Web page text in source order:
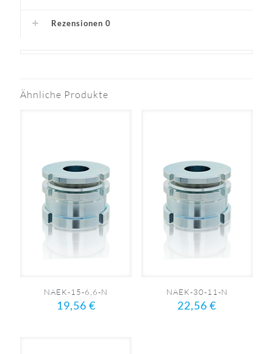
Rezensionen 0
Ähnliche Produkte
NAEK-15-6,6-N
19,56 €
NAEK-30-11-N
22,56€